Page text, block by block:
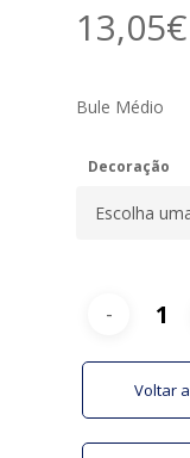
13,05€
Bule Médio
Decoração
Voltar